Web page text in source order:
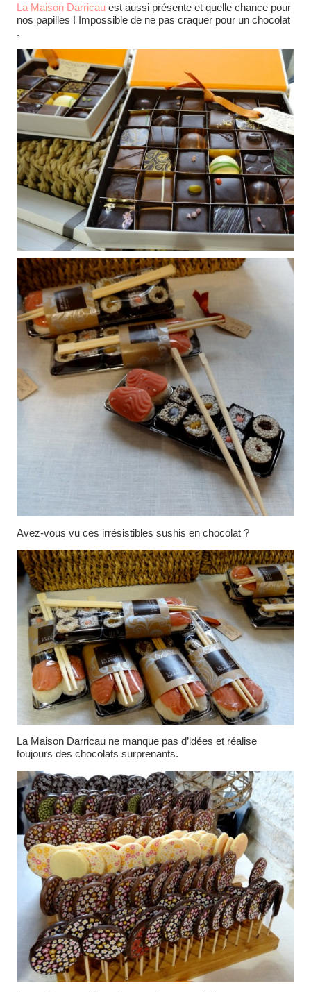
La Maison Darricau est aussi présente et quelle chance pour
nos papilles ! Impossible de ne pas craquer pour un chocolat
.
Avez-vous vu ces irrésistibles sushis en chocolat ?
La Maison Darricau ne manque pas d’idées et réalise
toujours des chocolats surprenants.